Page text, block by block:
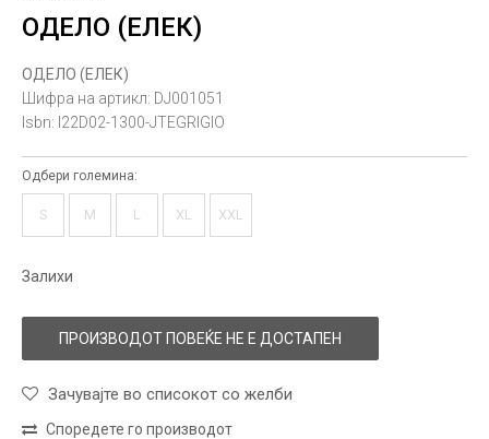
ОДЕЛО (ЕЛЕК)
ОДЕЛО (ЕЛЕК)
Шифра на артикл: DJ001051
Isbn: I22D02-1300-JTEGRIGIO
Одбери големина:
S M L XL XXL
Залихи
ПРОИЗВОДОТ ПОВЕЌЕ НЕ Е ДОСТАПЕН
Зачувајте во списокот со желби
Споредете го производот